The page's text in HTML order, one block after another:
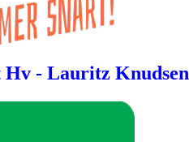
Hv - Lauritz Knudsen